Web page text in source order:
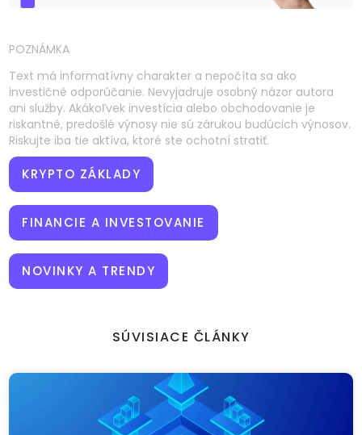
POZNÁMKA
Text má informatívny charakter a nepočíta sa ako
investičné odporúčanie. Nevyjadruje osobný názor autora
ani služby. Akákoľvek investícia alebo obchodovanie je
riskantné, predošlé výnosy nie sú zárukou budúcich výnosov.
Riskujte iba tie aktíva, ktoré ste ochotní stratiť.
KRYPTO ZÁKLADY
FINANCIE A INVESTOVANIE
NOVINKY A TRENDY
SÚVISIACE ČLÁNKY